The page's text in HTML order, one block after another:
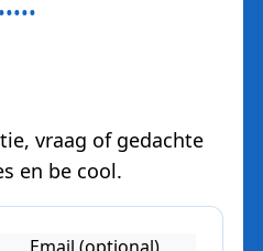
vraag of gedachte
en be cool.